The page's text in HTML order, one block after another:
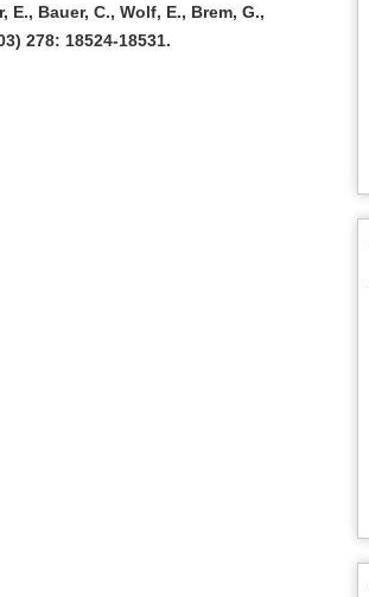
E., Bauer, C., Wolf, E., Brem, G.,
278: 18524-18531.